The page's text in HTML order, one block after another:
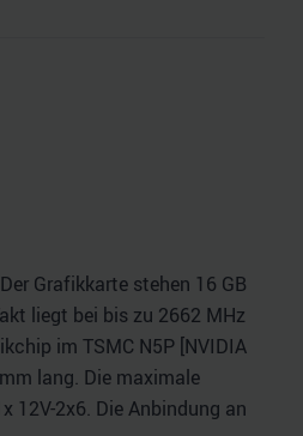
Grafikkarte stehen 16 GB
liegt bei bis zu 2662 MHz
im TSMC N5P [NVIDIA
lang. Die maximale
12V-2x6. Die Anbindung an